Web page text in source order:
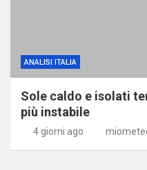
ANALISI ITALIA
Sole caldo e isolati
più instabile
4 giorni ago